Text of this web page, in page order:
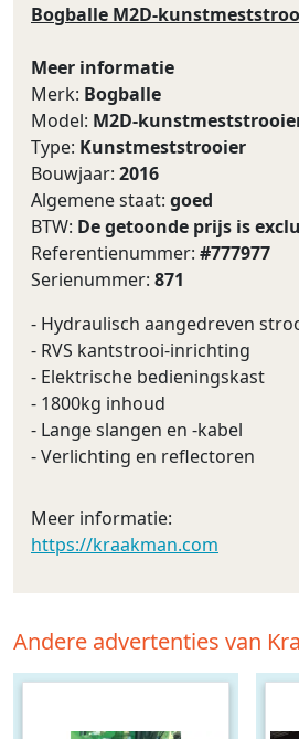
Bogballe M2D-
Meer informatie
Merk: Bogballe
Model: M2D-
Type: Kunstmeststrooier
Bouwjaar: 2016
Algemene staat: goed
BTW: De getoonde prijs is
Referentienummer: #777977
Serienummer: 871
- Hydraulisch aangedreven
- RVS kantstrooi-inrichting
- Elektrische bedieningskast
- 1800kg inhoud
- Lange slangen en -kabel
- Verlichting en reflectoren
Meer informatie:
https://kraakman.com
Andere advertenties van